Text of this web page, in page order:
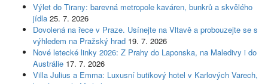
Výlet do Tirany: barevná metropole kaváren, bunkrů a skvělého
jídla 25. 7. 2026
Dovolená na řece v Praze. Usínejte na Vltavě a probouzejte se s
výhledem na Pražský hrad 19. 7. 2026
Nové letecké linky 2026: Z Prahy do Laponska, na Maledivy i do
Austrálie 17. 7. 2026
Villa Julius a Emma: Luxusní butikový hotel v Karlových Varech,